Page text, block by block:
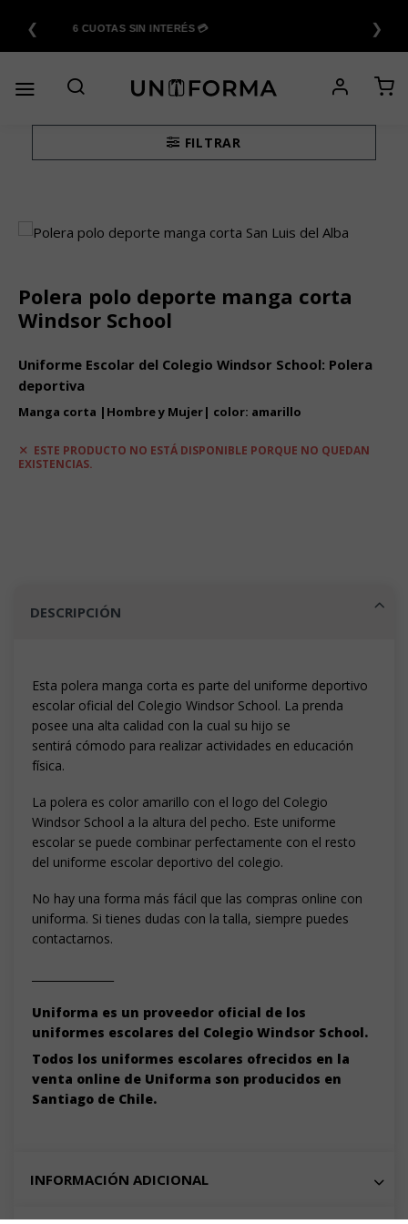
contenido
❮ 6 CUOTAS SIN INTERÉS 💳 ❯
FILTRAR
Polera polo deporte manga corta
Windsor School
Uniforme Escolar del Colegio Windsor School: Polera
deportiva
Manga corta |Hombre y Mujer| color: amarillo
ESTE PRODUCTO NO ESTÁ DISPONIBLE PORQUE NO QUEDAN
EXISTENCIAS.
DESCRIPCIÓN
Esta polera manga corta es parte del uniforme deportivo
escolar oficial del Colegio Windsor School. La prenda
posee una alta calidad con la cual su hijo se
sentirá cómodo para realizar actividades en educación
física.
La polera es color amarillo con el logo del Colegio
Windsor School a la altura del pecho. Este uniforme
escolar se puede combinar perfectamente con el resto
del uniforme escolar deportivo del colegio.
No hay una forma más fácil que las compras online con
uniforma. Si tienes dudas con la talla, siempre puedes
contactarnos.
Uniforma es un proveedor oficial de los
uniformes escolares del Colegio Windsor School.
Todos los uniformes escolares ofrecidos en la
venta online de Uniforma son producidos en
Santiago de Chile.
INFORMACIÓN ADICIONAL